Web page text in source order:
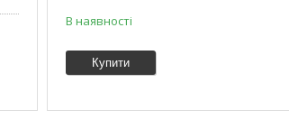
В наявності
Купити